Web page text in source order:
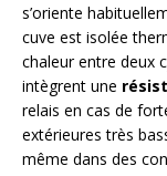
s’oriente
cuve est isolée
chaleur entre deux
intègrent une
relais en cas de
extérieures très
même dans des